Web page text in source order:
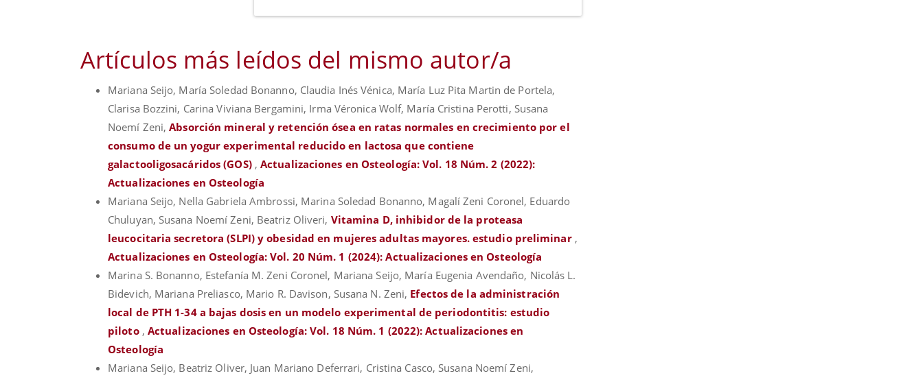
Artículos más leídos del mismo autor/a
Mariana Seijo, María Soledad Bonanno, Claudia Inés Vénica, María Luz Pita Martin de Portela,
Clarisa Bozzini, Carina Viviana Bergamini, Irma Véronica Wolf, María Cristina Perotti, Susana
Noemí Zeni,Absorción mineral y retención ósea en ratas normales en crecimiento por el
consumo de un yogur experimental reducido en lactosa que contiene
galactooligosacáridos (GOS) ,Actualizaciones en Osteología: Vol. 18 Núm. 2 (2022):
Actualizaciones en Osteología
Mariana Seijo, Nella Gabriela Ambrossi, Marina Soledad Bonanno, Magalí Zeni Coronel, Eduardo
Chuluyan, Susana Noemí Zeni, Beatriz Oliveri, Vitamina D, inhibidor de la proteasa
leucocitaria secretora (SLPI) y obesidad en mujeres adultas mayores. estudio preliminar ,
Actualizaciones en Osteología: Vol. 20 Núm. 1 (2024): Actualizaciones en Osteología
Marina S. Bonanno, Estefanía M. Zeni Coronel, Mariana Seijo, María Eugenia Avendaño, Nicolás L.
Bidevich, Mariana Preliasco, Mario R. Davison, Susana N. Zeni, Efectos de la administración
local de PTH 1-34 a bajas dosis en un modelo experimental de periodontitis: estudio
piloto , Actualizaciones en Osteología: Vol. 18 Núm. 1 (2022): Actualizaciones en
Osteología
Mariana Seijo, Beatriz Oliver, Juan Mariano Deferrari, Cristina Casco, Susana Noemí Zeni,